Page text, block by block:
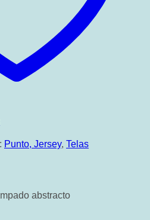
Punto, Jersey, Telas
abstracto